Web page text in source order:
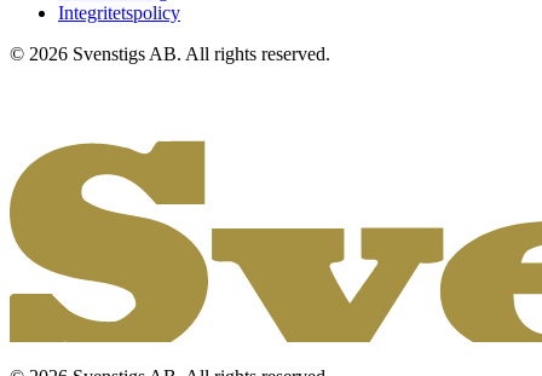
Integritetspolicy
© 2026 Svenstigs AB. All rights reserved.